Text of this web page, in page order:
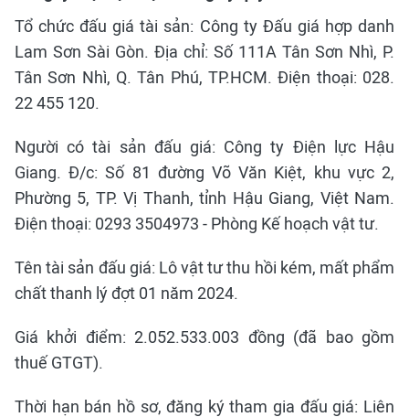
Tổ chức đấu giá tài sản: Công ty Đấu giá hợp danh
Lam Sơn Sài Gòn. Địa chỉ: Số 111A Tân Sơn Nhì, P.
Tân Sơn Nhì, Q. Tân Phú, TP.HCM. Điện thoại: 028.
22 455 120.
Người có tài sản đấu giá: Công ty Điện lực Hậu
Giang. Đ/c: Số 81 đường Võ Văn Kiệt, khu vực 2,
Phường 5, TP. Vị Thanh, tỉnh Hậu Giang, Việt Nam.
Điện thoại: 0293 3504973 - Phòng Kế hoạch vật tư.
Tên tài sản đấu giá: Lô vật tư thu hồi kém, mất phẩm
chất thanh lý đợt 01 năm 2024.
Giá khởi điểm: 2.052.533.003 đồng (đã bao gồm
thuế GTGT).
Thời hạn bán hồ sơ, đăng ký tham gia đấu giá: Liên